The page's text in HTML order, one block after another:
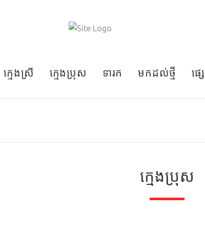
ក្មេងស្រី ក្មេងប្រុស ទារក មកដល់ថ្មី ផ្ស
ក្មេងប្រុស